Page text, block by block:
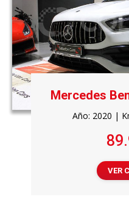
Mercedes
Año: 2020 |
VER